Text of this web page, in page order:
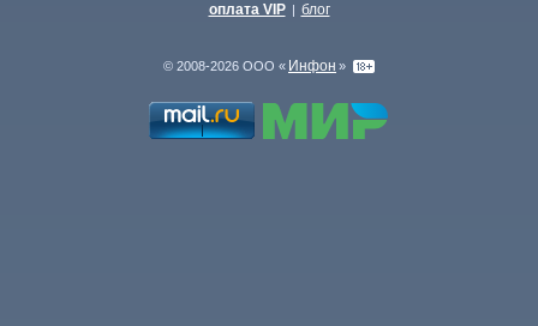
оплата VIP | блог
© 2008-2026 ООО « Инфон »